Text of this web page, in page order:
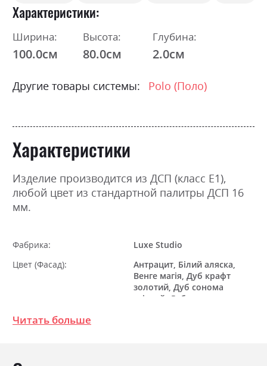
Характеристики
Ширина:
100.0см
Высота:
80.0см
Глубина:
2.0см
Другие товары системы: Polo (Поло)
Характеристики
Изделие производится из ДСП (класс Е1),
любой цвет из стандартной палитры ДСП 16
мм.
Фабрика:
Luxe Studio
Цвет (Фасад):
Антрацит, Білий аляска,
Венге магія, Дуб крафт
золотий, Дуб сонома
світлий, Дуб сонома
Читать больше